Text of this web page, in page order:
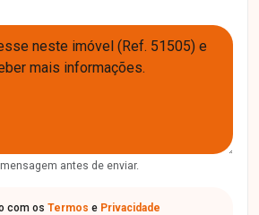
antes de enviar.
com os Termos e Privacidade